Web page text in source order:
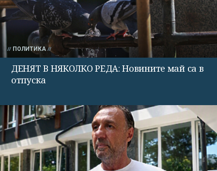
ПОЛИТИКА
ДЕНЯТ В НЯКОЛКО РЕДА: Новините май са в
отпуска